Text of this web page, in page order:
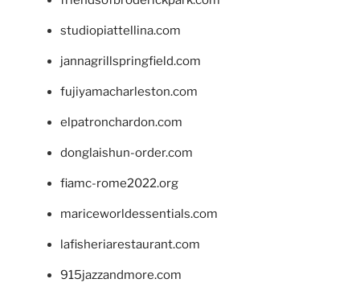
studiopiattellina.com
jannagrillspringfield.com
fujiyamacharleston.com
elpatronchardon.com
donglaishun-order.com
fiamc-rome2022.org
mariceworldessentials.com
lafisheriarestaurant.com
915jazzandmore.com